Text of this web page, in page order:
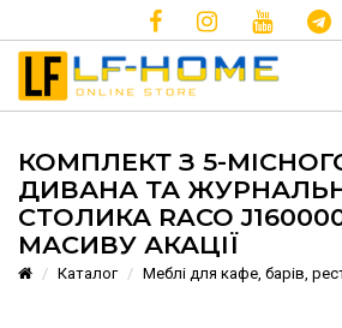
КОМПЛЕКТ З 5-
ДИВАНА ТА
СТОЛИКА RACO
МАСИВУ АКАЦІЇ
Каталог Меблі для кафе, барів,